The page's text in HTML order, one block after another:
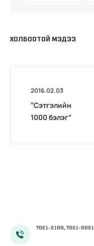
ХОЛБООТОЙ МЭДЭЭ
2016.02.03
“Сэтгэлийн
1000 бэлэг”
7021-2100, 7021-0021